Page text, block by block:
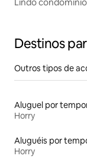
Destinos
Outros tipos de
Horry
Horry